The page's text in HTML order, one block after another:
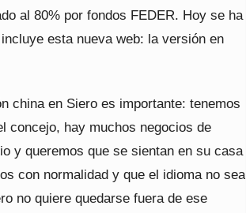
al 80% por fondos FEDER. Hoy se ha
esta nueva web: la versión en
china en Siero es importante: tenemos
concejo, hay muchos negocios de
y queremos que se sientan en su casa
con normalidad y que el idioma no sea
no quiere quedarse fuera de ese